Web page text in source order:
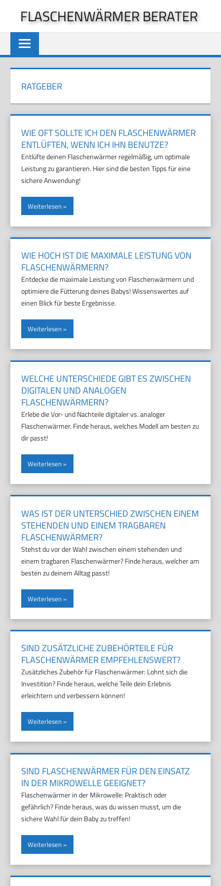
springen
FLASCHENWÄRMER BERATER
RATGEBER
WIE OFT SOLLTE ICH DEN FLASCHENWÄRMER
ENTLÜFTEN, WENN ICH IHN BENUTZE?
Entlüfte deinen Flaschenwärmer regelmäßig, um optimale
Leistung zu garantieren. Hier sind die besten Tipps für eine
sichere Anwendung!
Weiterlesen
WIE HOCH IST DIE MAXIMALE LEISTUNG VON
FLASCHENWÄRMERN?
Entdecke die maximale Leistung von Flaschenwärmern und
optimiere die Fütterung deines Babys! Wissenswertes auf
einen Blick für beste Ergebnisse.
Weiterlesen
WELCHE UNTERSCHIEDE GIBT ES ZWISCHEN
DIGITALEN UND ANALOGEN
FLASCHENWÄRMERN?
Erlebe die Vor- und Nachteile digitaler vs. analoger
Flaschenwärmer. Finde heraus, welches Modell am besten zu
dir passt!
Weiterlesen
WAS IST DER UNTERSCHIED ZWISCHEN EINEM
STEHENDEN UND EINEM TRAGBAREN
FLASCHENWÄRMER?
Stehst du vor der Wahl zwischen einem stehenden und
einem tragbaren Flaschenwärmer? Finde heraus, welcher am
besten zu deinem Alltag passt!
Weiterlesen
SIND ZUSÄTZLICHE ZUBEHÖRTEILE FÜR
FLASCHENWÄRMER EMPFEHLENSWERT?
Zusätzliches Zubehör für Flaschenwärmer: Lohnt sich die
Investition? Finde heraus, welche Teile dein Erlebnis
erleichtern und verbessern können!
Weiterlesen
SIND FLASCHENWÄRMER FÜR DEN EINSATZ
IN DER MIKROWELLE GEEIGNET?
Flaschenwärmer in der Mikrowelle: Praktisch oder
gefährlich? Finde heraus, was du wissen musst, um die
sichere Wahl für dein Baby zu treffen!
Weiterlesen